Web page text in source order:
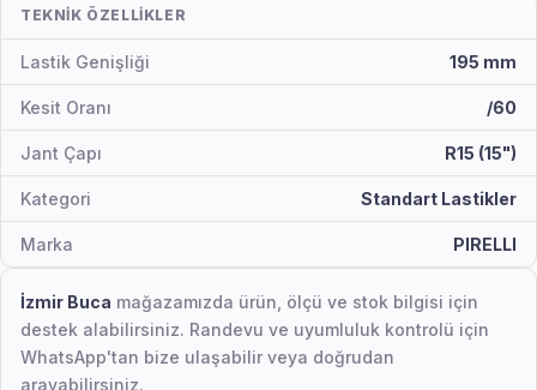
TEKNIK ÖZELLIKLER
Lastik Genişliği 195 mm
Kesit Oranı /60
Jant Çapı R15 (15")
Kategori Standart Lastikler
Marka PIRELLI
İzmir Buca mağazamızda ürün, ölçü ve stok bilgisi için
destek alabilirsiniz. Randevu ve uyumluluk kontrolü için
WhatsApp'tan bize ulaşabilir veya doğrudan
arayabilirsiniz.